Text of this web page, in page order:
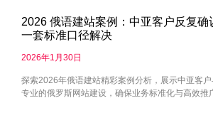
2026 俄语建站案例：中亚客户反复确
一套标准口径解决
2026年1月30日
探索2026年俄语建站精彩案例分析，展示中亚客
专业的俄罗斯网站建设，确保业务标准化与高效推